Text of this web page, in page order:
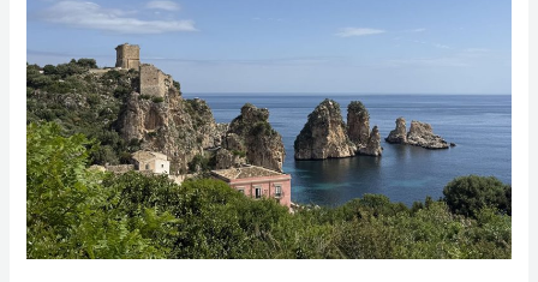
cascate
natura